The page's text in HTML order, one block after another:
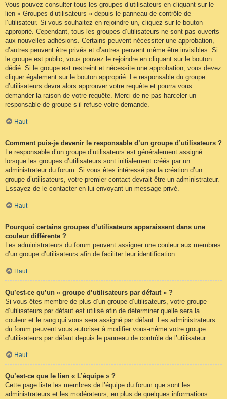
Vous pouvez consulter tous les groupes d’utilisateurs en cliquant sur le
lien « Groupes d’utilisateurs » depuis le panneau de contrôle de
l’utilisateur. Si vous souhaitez en rejoindre un, cliquez sur le bouton
approprié. Cependant, tous les groupes d’utilisateurs ne sont pas ouverts
aux nouvelles adhésions. Certains peuvent nécessiter une approbation,
d’autres peuvent être privés et d’autres peuvent même être invisibles. Si
le groupe est public, vous pouvez le rejoindre en cliquant sur le bouton
dédié. Si le groupe est restreint et nécessite une approbation, vous devez
cliquer également sur le bouton approprié. Le responsable du groupe
d’utilisateurs devra alors approuver votre requête et pourra vous
demander la raison de votre requête. Merci de ne pas harceler un
responsable de groupe s’il refuse votre demande.
Haut
Comment puis-je devenir le responsable d’un groupe d’utilisateurs ?
Le responsable d’un groupe d’utilisateurs est généralement assigné
lorsque les groupes d’utilisateurs sont initialement créés par un
administrateur du forum. Si vous êtes intéressé par la création d’un
groupe d’utilisateurs, votre premier contact devrait être un administrateur.
Essayez de le contacter en lui envoyant un message privé.
Haut
Pourquoi certains groupes d’utilisateurs apparaissent dans une
couleur différente ?
Les administrateurs du forum peuvent assigner une couleur aux membres
d’un groupe d’utilisateurs afin de faciliter leur identification.
Haut
Qu’est-ce qu’un « groupe d’utilisateurs par défaut » ?
Si vous êtes membre de plus d’un groupe d’utilisateurs, votre groupe
d’utilisateurs par défaut est utilisé afin de déterminer quelle sera la
couleur et le rang qui vous sera assigné par défaut. Les administrateurs
du forum peuvent vous autoriser à modifier vous-même votre groupe
d’utilisateurs par défaut depuis le panneau de contrôle de l’utilisateur.
Haut
Qu’est-ce que le lien « L’équipe » ?
Cette page liste les membres de l’équipe du forum que sont les
administrateurs et les modérateurs, en plus de quelques informations